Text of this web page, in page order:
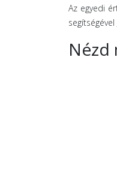
Az egyedi
Nézd